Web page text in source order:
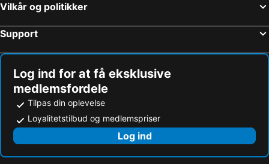
Vilkår og politikker
Support
Log ind for at få eksklusive
medlemsfordele
Tilpas din oplevelse
Loyalitetstilbud og medlemspriser
Log ind